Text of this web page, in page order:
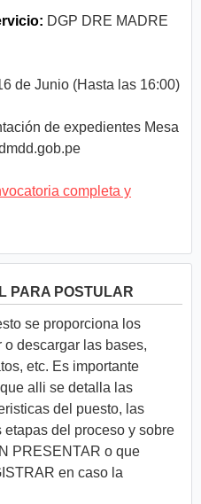
DGP DRE MADRE
de Junio (Hasta las 16:00)
de expedientes Mesa
completa y
PARA POSTULAR
se proporciona los
descargar las bases,
etc. Es importante
alli se detalla las
del puesto, las
del proceso y sobre
PRESENTAR o que
en caso la